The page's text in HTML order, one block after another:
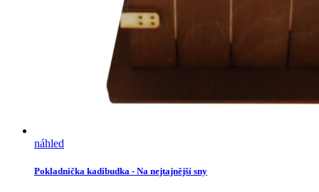
náhled
Pokladnička kadibudka - Na nejtajnější sny